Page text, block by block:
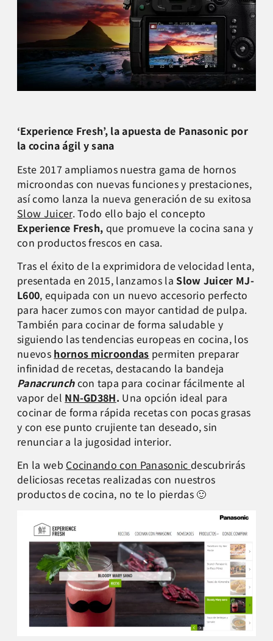
‘Experience Fresh’, la apuesta de Panasonic por
la cocina ágil y sana
Este 2017 ampliamos nuestra gama de hornos
microondas con nuevas funciones y prestaciones,
así como lanza la nueva generación de su exitosa
Slow Juicer. Todo ello bajo el concepto
Experience Fresh, que promueve la cocina sana y
con productos frescos en casa.
Tras el éxito de la exprimidora de velocidad lenta,
presentada en 2015, lanzamos laSlow Juicer MJ-
L600, equipada con un nuevo accesorio perfecto
para hacer zumos con mayor cantidad de pulpa.
También para cocinar de forma saludable y
siguiendo las tendencias europeas en cocina, los
nuevos hornos microondas permiten preparar
infinidad de recetas, destacando la bandeja
Panacrunchcon tapa para cocinar fácilmente al
vapor del NN-GD38H. Una opción ideal para
cocinar de forma rápida recetas con pocas grasas
y con ese punto crujiente tan deseado, sin
renunciar a la jugosidad interior.
En la web Cocinando con Panasonic descubrirás
deliciosas recetas realizadas con nuestros
productos de cocina, no te lo pierdas 🙂